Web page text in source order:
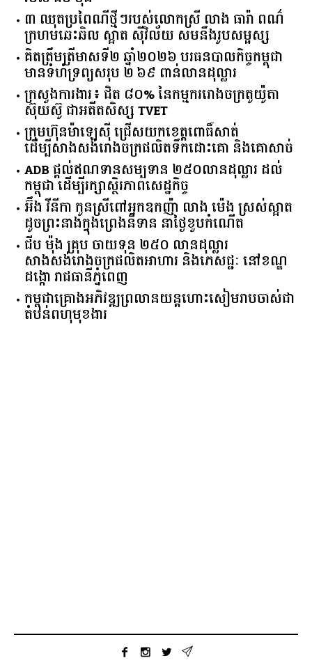
៣ ឈុតប្រពៃណីថ្មីៗរបស់លោកស្រី លាង ធារ៉ា ពណ៌
ក្រហមឆេះឆិល ស្អាត ​ស៊ីវិល័យ សមនឹងរូបសម្ផស្ស
គិត​ត្រឹមត្រីមាស​ទី​២​ ​ឆ្នាំ​២០២៦​ បរធន​បាលកិច្ច​កម្ពុជា​ ​
មាន​ទំហំ​ទ្រព្យ​សរុប​ ​២.៦៩​ ​ពាន់លាន​ដុល្លារ​
ក្រសួង​ការងារ​៖ ​ជិត​ ​៨០​% ​នៃ​កម្មករ​រោងចក្រ​តូយ៉ូតា ​
ស៊ុយ​ស៊ូ ​ជា​អតីត​សិស្ស​ ​TVET​
ក្រុមហ៊ុន​ម៉ាឡេស៊ី ជ្រើសយកខេត្ដពោធិ៍សាត់
ដើម្បីសាងសង់រោងចក្រផលិតទឹកដោះគោ និងគោសាច់
ADB ផ្តល់ឥណទានសម្បទាន ២៥០លានដុល្លារ ដល់
កម្ពុជា ដើម្បីរក្សាស្ថិរភាពសេដ្ឋកិច្ច
អ៊ឹង វីនីកា កូនស្រីពៅអ្នកឧកញ៉ា លាង ម៉េង ស្រស់ស្អាត
ដូចព្រះនាងក្នុងព្រេងនិទាន នាថ្ងៃខួបកំណើត
ជីប ម៉ុង គ្រុប ចាយទុន ២៥០ លានដុល្លារ
សាងសង់រោងចក្រផលិតអាហារ និងភេសជ្ជៈ នៅខណ្ឌ
ដង្កោ រាជធានីភ្នំពេញ
កម្ពុជា​គ្រោង​អភិវឌ្ឍ​ព្រលានយន្តហោះ​សៀមរាប​ចាស់​ជា​
តំបន់​ពហុ​មុខងារ​